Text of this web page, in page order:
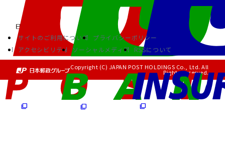
サイトのご利用について
プライバシーポリシー
アクセシビリティ
ソーシャルメディア RSSについて
Copyright (C) JAPAN POST HOLDINGS Co., Ltd. All
Rights Reserved.